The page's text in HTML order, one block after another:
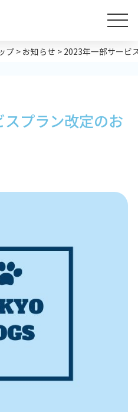
プ > お知らせ > 2023年一部サービ
プラン改定のお